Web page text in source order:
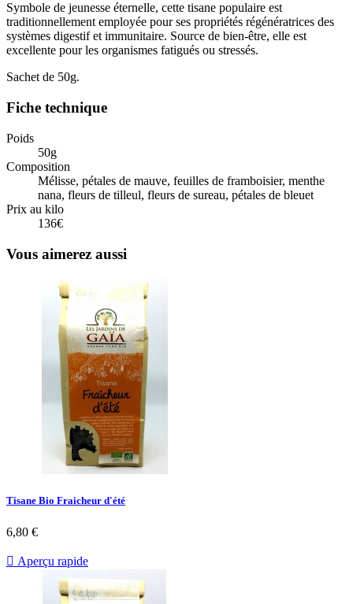
Symbole de jeunesse éternelle, cette tisane populaire est
traditionnellement employée pour ses propriétés régénératrices des
systèmes digestif et immunitaire. Source de bien-être, elle est
excellente pour les organismes fatigués ou stressés.
Sachet de 50g.
Fiche technique
Poids
50g
Composition
Mélisse, pétales de mauve, feuilles de framboisier, menthe
nana, fleurs de tilleul, fleurs de sureau, pétales de bleuet
Prix au kilo
136€
Vous aimerez aussi
Tisane Bio Fraicheur d'été
6,80 €
 Aperçu rapide